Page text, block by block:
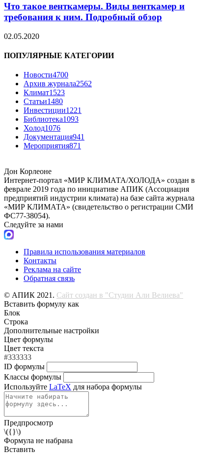
Что такое венткамеры. Виды венткамер и
требования к ним. Подробный обзор
02.05.2020
ПОПУЛЯРНЫЕ КАТЕГОРИИ
Новости4700
Архив журнала2562
Климат1523
Статьи1480
Инвестиции1221
Библиотека1093
Холод1076
Документация941
Мероприятия871
Дон Корлеоне
Интернет-портал «МИР КЛИМАТА/ХОЛОДА» создан в
феврале 2019 года по инициативе АПИК (Ассоциация
предприятий индустрии климата) на базе сайта журнала
«МИР КЛИМАТА» (свидетельство о регистрации СМИ
ФС77-38054).
Следуйте за нами
Правила использования материалов
Контакты
Реклама на сайте
Обратная связь
© АПИК 2021. Сайт создан в "Студии Али Велиева"
Вставить формулу как
Блок
Строка
Дополнительные настройки
Цвет формулы
Цвет текста
#333333
ID формулы
Классы формулы
Используйте LaTeX для набора формулы
Предпросмотр
\({}\)
Формула не набрана
Вставить